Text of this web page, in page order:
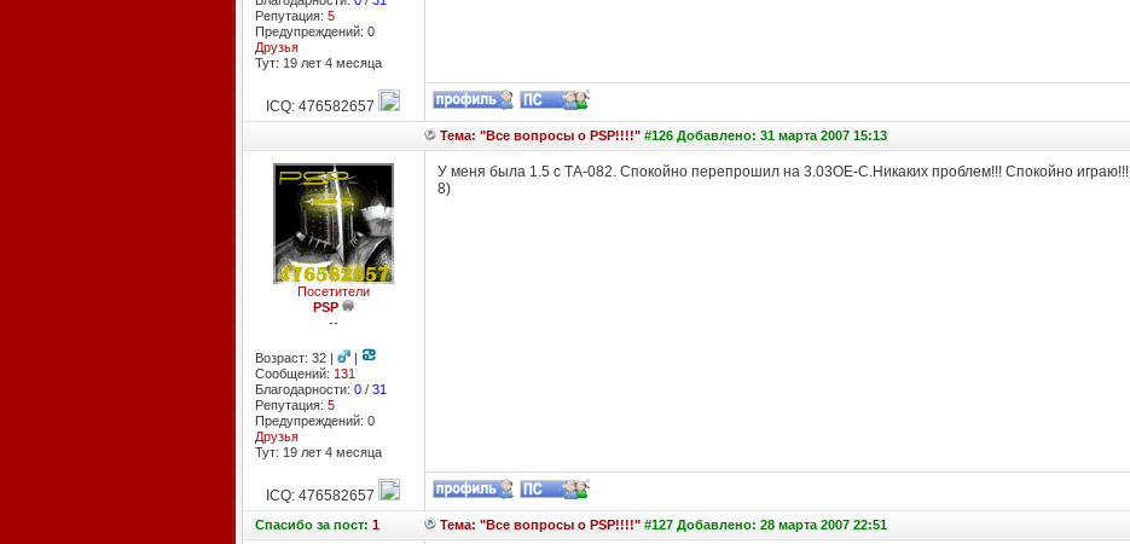
Репутация: 5
Предупреждений: 0
Друзья
Тут: 19 лет 4 месяцa
ICQ: 476582657
Тема: "Все вопросы о PSP!!!!"#126 Добавлено: 31 марта 2007 15:13
Посетители
PSP
--
Возраст: 32 |
|
Сообщений: 131
Благодарности: 0/ 31
Репутация: 5
Предупреждений: 0
Друзья
Тут: 19 лет 4 месяцa
У меня была 1.5 с ТА-082. Спокойно перепрошил на 3.03OE-C.Никаких проблем!!! Спокойно играю!!!
8)
ICQ: 476582657
Спасибоза пост: 1 Тема: "Все вопросы о PSP!!!!"#127 Добавлено: 28 марта 2007 22:51